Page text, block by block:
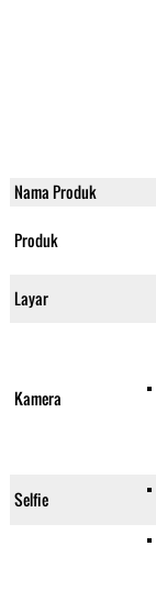
Nama Produk
Produk
Layar
Kamera
Selfie